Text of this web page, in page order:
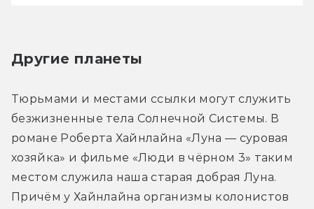
Другие планеты
Тюрьмами и местами ссылки могут служить
безжизненные тела Солнечной Системы. В
романе Роберта Хайнлайна «Луна — суровая
хозяйка» и фильме «Люди в чёрном 3» таким
местом служила наша старая добрая Луна.
Причём у Хайнлайна организмы колонистов